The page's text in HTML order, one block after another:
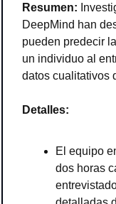
Resumen:
DeepMind han
pueden predecir
un individuo al
datos cualitativos
Detalles:
El equipo
dos horas